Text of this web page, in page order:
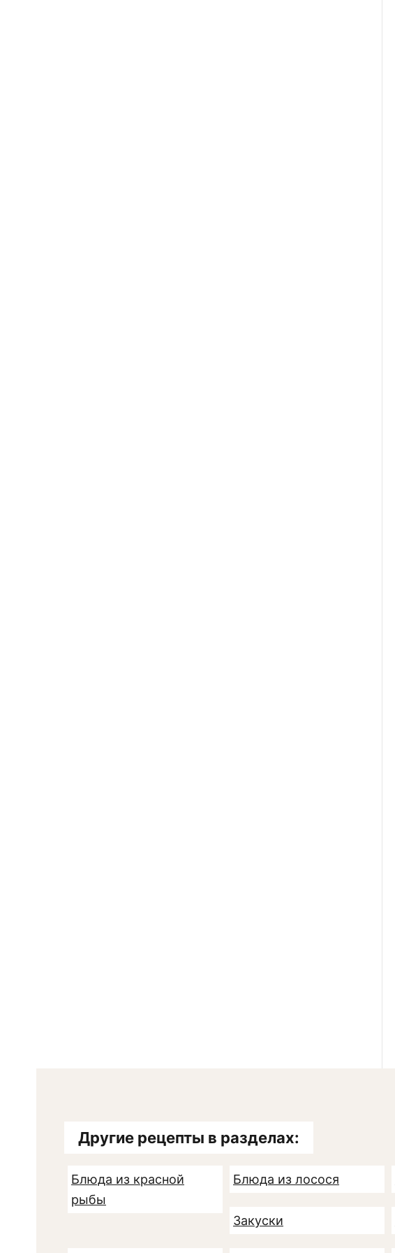
Другие рецепты в разделах:
Блюда из красной
рыбы
Блюда из лосося
Закуски